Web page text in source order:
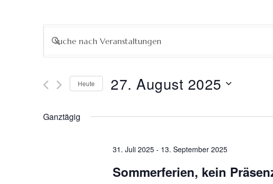
Veranstaltungen
Suche
und
Ansichten,
Navigation
Bitte
nach
Schlüsselwort.
Heute 27. August 2025
Ganztägig
31. Juli 2025- 13. September 2025
Sommerferien, kein